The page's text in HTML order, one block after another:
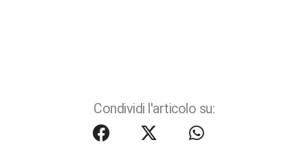
Condividi l'articolo su: